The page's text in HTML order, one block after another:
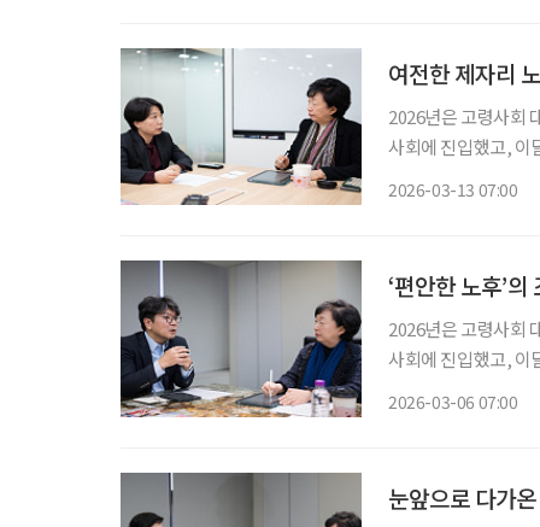
여전한 제자리
2026년은 고령사회
사회에 진입했고, 이
2026-03-13 07:00
‘편안한 노후’
2026년은 고령사회
사회에 진입했고, 이
2026-03-06 07:00
눈앞으로 다가